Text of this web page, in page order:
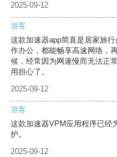
2025-09-12
游客
这款加速器app简直是居家旅
作办公，都能畅享高速网络，
候，经常因为网速慢而无法正
用担心了。
2025-09-12
游客
这款加速器VPM应用程序已经
护。
2025-09-12